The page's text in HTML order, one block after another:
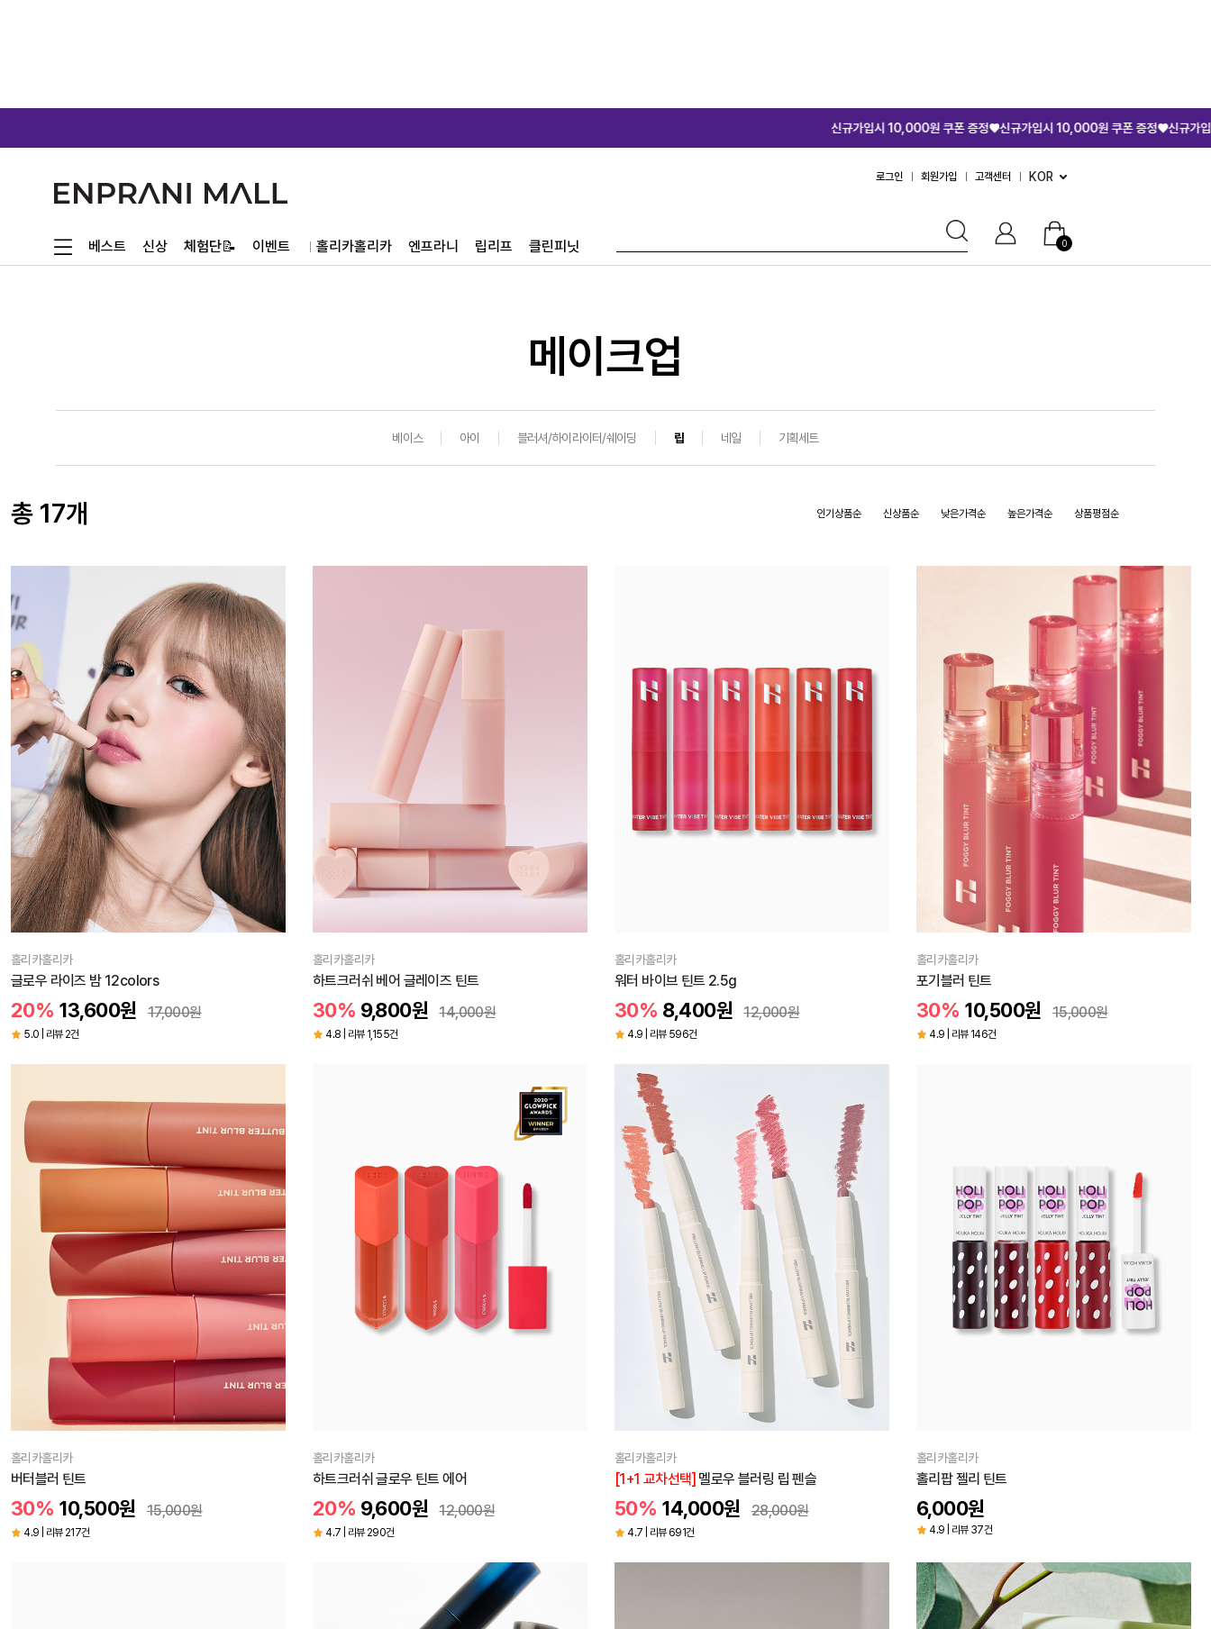
신규가입시 10,000원 쿠폰 증정♥신규가입시 10,000원 쿠폰 증정♥신규가입시 10,000원
로그인 회원가입 고객센터 KOR
베스트 신상 체험단📝 이벤트 홀리카홀리카 엔프라니 립리프 클린피닛 0
메이크업
베이스 아이 블러셔/하이라이터/쉐이딩 립 네일 기획세트
총 17개 인기상품순 신상품순 낮은가격순 높은가격순 상품평점순
홀리카홀리카
글로우 라이즈 밤 12colors
20% 13,600원 17,000원
5.0 | 리뷰 2건
홀리카홀리카
하트크러쉬 베어 글레이즈 틴트
30% 9,800원 14,000원
4.8 | 리뷰 1,155건
홀리카홀리카
워터 바이브 틴트 2.5g
30% 8,400원 12,000원
4.9 | 리뷰 596건
홀리카홀리카
포기블러 틴트
30% 10,500원 15,000원
4.9 | 리뷰 146건
홀리카홀리카
버터블러 틴트
30% 10,500원 15,000원
4.9 | 리뷰 217건
홀리카홀리카
하트크러쉬 글로우 틴트 에어
20% 9,600원 12,000원
4.7 | 리뷰 290건
홀리카홀리카
[1+1 교차선택] 멜로우 블러링 립 펜슬
50% 14,000원 28,000원
4.7 | 리뷰 691건
홀리카홀리카
홀리팝 젤리 틴트
6,000원
4.9 | 리뷰 37건